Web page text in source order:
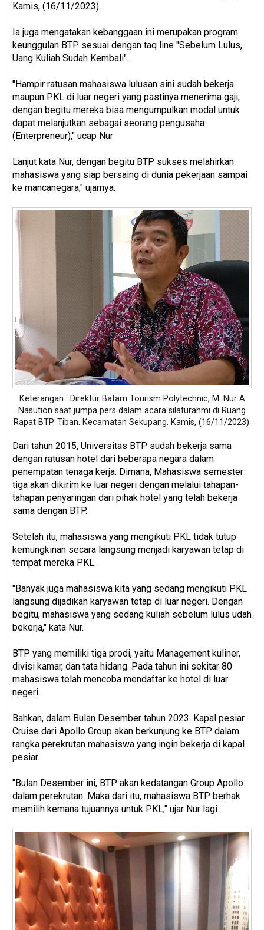
Kamis, (16/11/2023).
Ia juga mengatakan kebanggaan ini merupakan program
keunggulan BTP sesuai dengan taq line "Sebelum Lulus,
Uang Kuliah Sudah Kembali".
"Hampir ratusan mahasiswa lulusan sini sudah bekerja
maupun PKL di luar negeri yang pastinya menerima gaji,
dengan begitu mereka bisa mengumpulkan modal untuk
dapat melanjutkan sebagai seorang pengusaha
(Enterpreneur)," ucap Nur
Lanjut kata Nur, dengan begitu BTP sukses melahirkan
mahasiswa yang siap bersaing di dunia pekerjaan sampai
ke mancanegara," ujarnya.
Keterangan : Direktur Batam Tourism Polytechnic, M. Nur A
Nasution saat jumpa pers dalam acara silaturahmi di Ruang
Rapat BTP. Tiban. Kecamatan Sekupang. Kamis, (16/11/2023).
Dari tahun 2015, Universitas BTP sudah bekerja sama
dengan ratusan hotel dari beberapa negara dalam
penempatan tenaga kerja. Dimana, Mahasiswa semester
tiga akan dikirim ke luar negeri dengan melalui tahapan-
tahapan penyaringan dari pihak hotel yang telah bekerja
sama dengan BTP.
Setelah itu, mahasiswa yang mengikuti PKL tidak tutup
kemungkinan secara langsung menjadi karyawan tetap di
tempat mereka PKL.
"Banyak juga mahasiswa kita yang sedang mengikuti PKL
langsung dijadikan karyawan tetap di luar negeri. Dengan
begitu, mahasiswa yang sedang kuliah sebelum lulus udah
bekerja," kata Nur.
BTP yang memiliki tiga prodi, yaitu Management kuliner,
divisi kamar, dan tata hidang. Pada tahun ini sekitar 80
mahasiswa telah mencoba mendaftar ke hotel di luar
negeri.
Bahkan, dalam Bulan Desember tahun 2023. Kapal pesiar
Cruise dari Apollo Group akan berkunjung ke BTP dalam
rangka perekrutan mahasiswa yang ingin bekerja di kapal
pesiar.
"Bulan Desember ini, BTP akan kedatangan Group Apollo
dalam perekrutan. Maka dari itu, mahasiswa BTP berhak
memilih kemana tujuannya untuk PKL," ujar Nur lagi.